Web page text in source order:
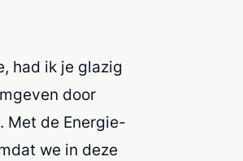
had ik je glazig
door
Met de Energie-
we in deze